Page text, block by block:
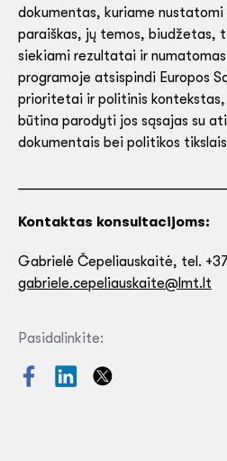
dokumentas, kuriame
paraiškas, jų temos, biudžetas,
siekiami rezultatai ir
programoje atsispindi Europos
prioritetai ir politinis
būtina parodyti jos sąsajas su
dokumentais bei politikos
Kontaktas konsultacijoms:
Gabrielė Čepeliauskaitė, tel.
gabriele.cepeliauskaite@lmt.lt
Pasidalinkite: